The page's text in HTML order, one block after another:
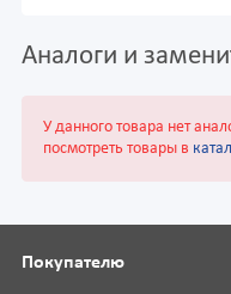
Аналоги и
У данного товара нет
посмотреть товары в
Покупателю